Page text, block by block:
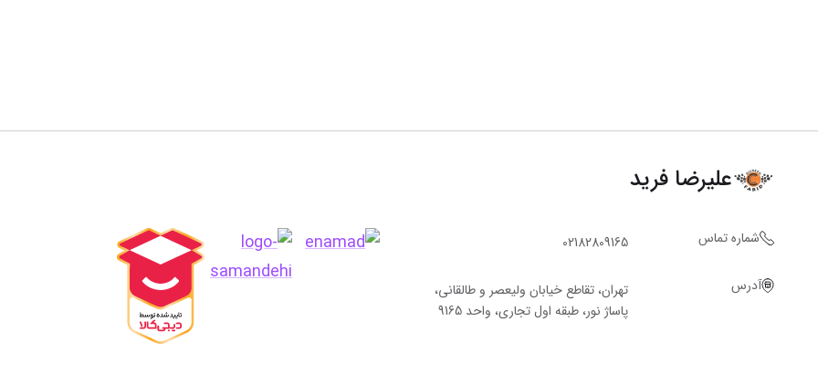
علیرضا فرید
شماره تماس 02182809165
آدرس
تهران، تقاطع خیابان ولیعصر و طالقانی،
پاساژ نور، طبقه اول تجاری، واحد 9165